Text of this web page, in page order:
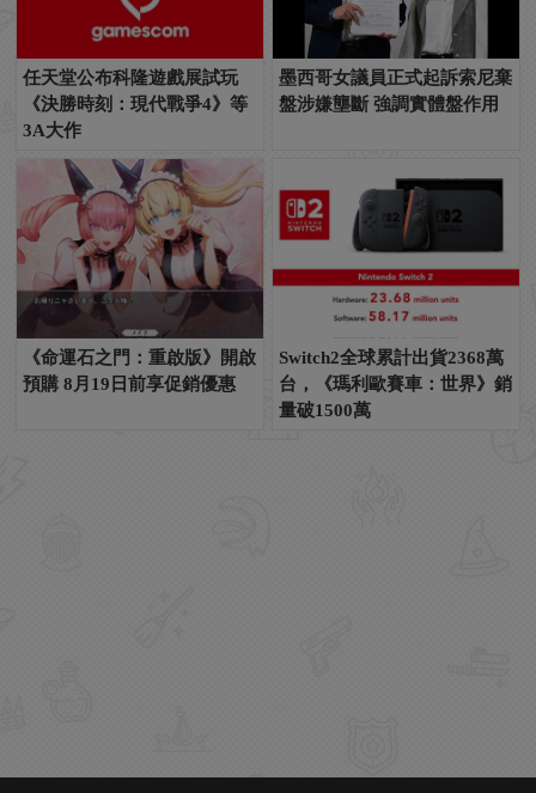
任天堂公布科隆遊戲展試玩
《決勝時刻：現代戰爭4》等
3A大作
墨西哥女議員正式起訴索尼棄
盤涉嫌壟斷 強調實體盤作用
《命運石之門：重啟版》開啟
預購 8月19日前享促銷優惠
Switch2全球累計出貨2368萬
台，《瑪利歐賽車：世界》銷
量破1500萬